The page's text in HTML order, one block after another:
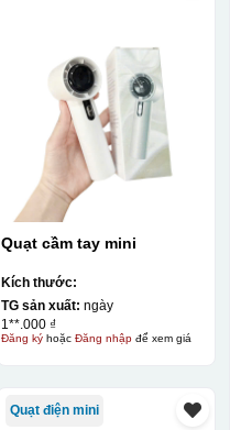
Quạt cầm tay mini
Kích thước:
TG sản xuất: ngày
1**.000 ₫
Đăng kýhoặc Đăng nhậpđể xem giá
Quạt điện mini